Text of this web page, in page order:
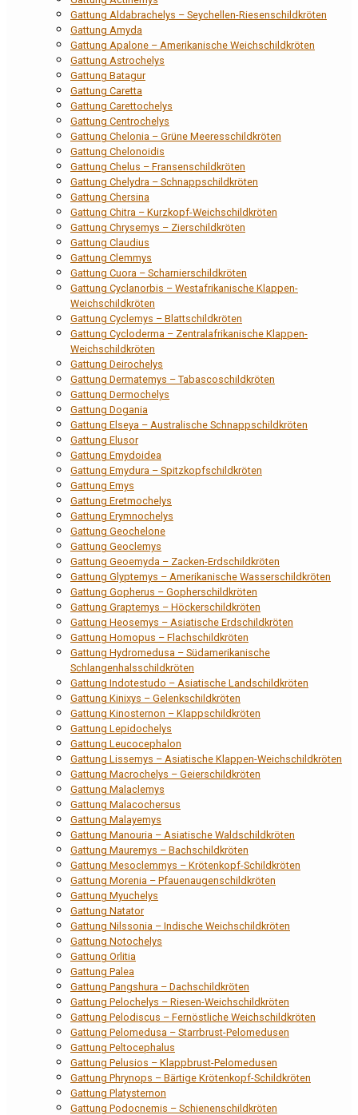
Gattung Aldabrachelys – Seychellen-Riesenschildkröten
Gattung Amyda
Gattung Apalone – Amerikanische Weichschildkröten
Gattung Astrochelys
Gattung Batagur
Gattung Caretta
Gattung Carettochelys
Gattung Centrochelys
Gattung Chelonia – Grüne Meeresschildkröten
Gattung Chelonoidis
Gattung Chelus – Fransenschildkröten
Gattung Chelydra – Schnappschildkröten
Gattung Chersina
Gattung Chitra – Kurzkopf-Weichschildkröten
Gattung Chrysemys – Zierschildkröten
Gattung Claudius
Gattung Clemmys
Gattung Cuora – Scharnierschildkröten
Gattung Cyclanorbis – Westafrikanische Klappen-
Weichschildkröten
Gattung Cyclemys – Blattschildkröten
Gattung Cycloderma – Zentralafrikanische Klappen-
Weichschildkröten
Gattung Deirochelys
Gattung Dermatemys – Tabascoschildkröten
Gattung Dermochelys
Gattung Dogania
Gattung Elseya – Australische Schnappschildkröten
Gattung Elusor
Gattung Emydoidea
Gattung Emydura – Spitzkopfschildkröten
Gattung Emys
Gattung Eretmochelys
Gattung Erymnochelys
Gattung Geochelone
Gattung Geoclemys
Gattung Geoemyda – Zacken-Erdschildkröten
Gattung Glyptemys – Amerikanische Wasserschildkröten
Gattung Gopherus – Gopherschildkröten
Gattung Graptemys – Höckerschildkröten
Gattung Heosemys – Asiatische Erdschildkröten
Gattung Homopus – Flachschildkröten
Gattung Hydromedusa – Südamerikanische
Schlangenhalsschildkröten
Gattung Indotestudo – Asiatische Landschildkröten
Gattung Kinixys – Gelenkschildkröten
Gattung Kinosternon – Klappschildkröten
Gattung Lepidochelys
Gattung Leucocephalon
Gattung Lissemys – Asiatische Klappen-Weichschildkröten
Gattung Macrochelys – Geierschildkröten
Gattung Malaclemys
Gattung Malacochersus
Gattung Malayemys
Gattung Manouria – Asiatische Waldschildkröten
Gattung Mauremys – Bachschildkröten
Gattung Mesoclemmys – Krötenkopf-Schildkröten
Gattung Morenia – Pfauenaugenschildkröten
Gattung Myuchelys
Gattung Natator
Gattung Nilssonia – Indische Weichschildkröten
Gattung Notochelys
Gattung Orlitia
Gattung Palea
Gattung Pangshura – Dachschildkröten
Gattung Pelochelys – Riesen-Weichschildkröten
Gattung Pelodiscus – Fernöstliche Weichschildkröten
Gattung Pelomedusa – Starrbrust-Pelomedusen
Gattung Peltocephalus
Gattung Pelusios – Klappbrust-Pelomedusen
Gattung Phrynops – Bärtige Krötenkopf-Schildkröten
Gattung Platysternon
Gattung Podocnemis – Schienenschildkröten